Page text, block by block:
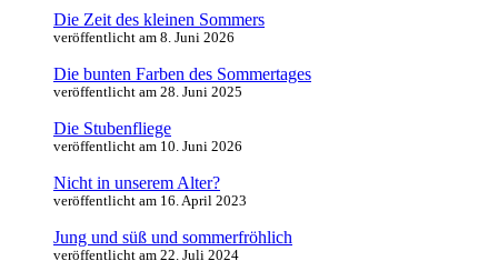
Die Zeit des kleinen Sommers
veröffentlicht am 8. Juni 2026
Die bunten Farben des Sommertages
veröffentlicht am 28. Juni 2025
Die Stubenfliege
veröffentlicht am 10. Juni 2026
Nicht in unserem Alter?
veröffentlicht am 16. April 2023
Jung und süß und sommerfröhlich
veröffentlicht am 22. Juli 2024